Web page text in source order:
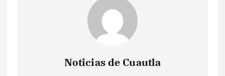
Noticias de Cuautla